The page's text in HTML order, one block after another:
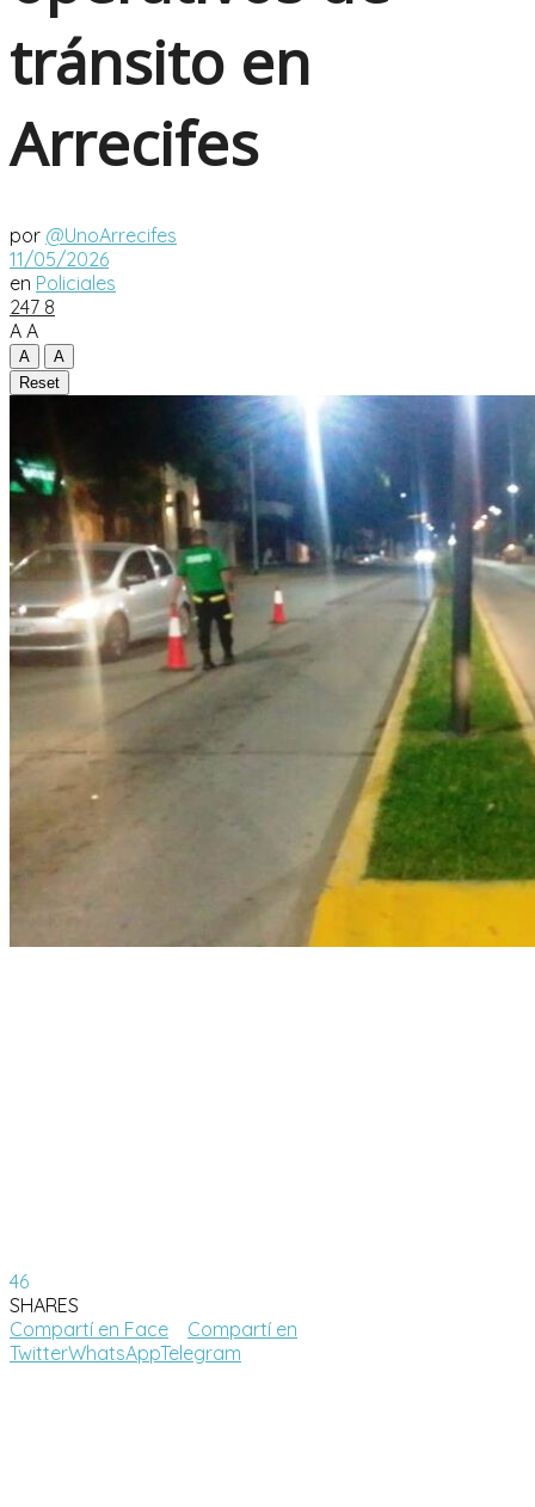
tránsito en
Arrecifes
por @UnoArrecifes
11/05/2026
en Policiales
247 8
A A
A
A
Reset
46
SHARES
Compartí en Face
Compartí en
TwitterWhatsAppTelegram